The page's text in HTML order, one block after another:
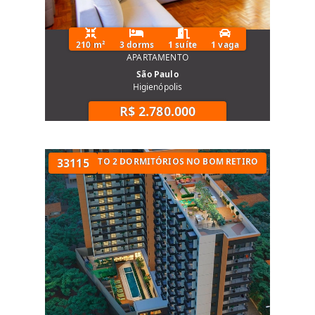
210 m² 3 dorms 1 suíte
1 vaga
APARTAMENTO
São Paulo
Higienópolis
R$ 2.780.000
33115
APARTAMENTO 2 DORMITÓRIOS NO BOM RETIRO